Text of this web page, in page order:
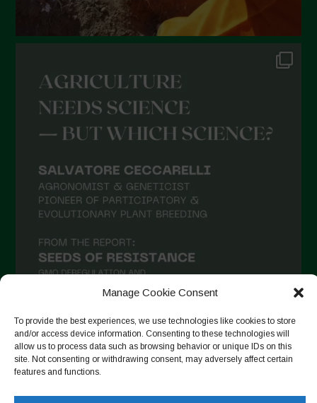
Manage Cookie Consent
To provide the best experiences, we use technologies like cookies to store
and/or access device information. Consenting to these technologies will
allow us to process data such as browsing behavior or unique IDs on this
site. Not consenting or withdrawing consent, may adversely affect certain
features and functions.
Dicembre 2021
Novembre 2021
Settembre 2021
Agosto 2021
Luglio 2021
Aprile 2021
Febbraio 2021
Novembre 2020
Ottobre 2020
Agosto 2020
Segui su Instagram